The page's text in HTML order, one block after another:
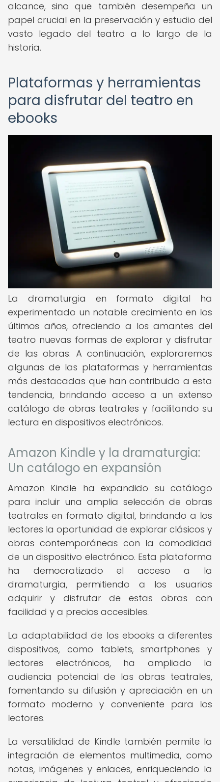
alcance, sino que también desempeña un
papel crucial en la preservación y estudio del
vasto legado del teatro a lo largo de la
historia.
Plataformas y herramientas
para disfrutar del teatro en
ebooks
La dramaturgia en formato digital ha
experimentado un notable crecimiento en los
últimos años, ofreciendo a los amantes del
teatro nuevas formas de explorar y disfrutar
de las obras. A continuación, exploraremos
algunas de las plataformas y herramientas
más destacadas que han contribuido a esta
tendencia, brindando acceso a un extenso
catálogo de obras teatrales y facilitando su
lectura en dispositivos electrónicos.
Amazon Kindle y la dramaturgia:
Un catálogo en expansión
Amazon Kindle ha expandido su catálogo
para incluir una amplia selección de obras
teatrales en formato digital, brindando a los
lectores la oportunidad de explorar clásicos y
obras contemporáneas con la comodidad
de un dispositivo electrónico. Esta plataforma
ha democratizado el acceso a la
dramaturgia, permitiendo a los usuarios
adquirir y disfrutar de estas obras con
facilidad y a precios accesibles.
La adaptabilidad de los ebooks a diferentes
dispositivos, como tablets, smartphones y
lectores electrónicos, ha ampliado la
audiencia potencial de las obras teatrales,
fomentando su difusión y apreciación en un
formato moderno y conveniente para los
lectores.
La versatilidad de Kindle también permite la
integración de elementos multimedia, como
notas, imágenes y enlaces, enriqueciendo la